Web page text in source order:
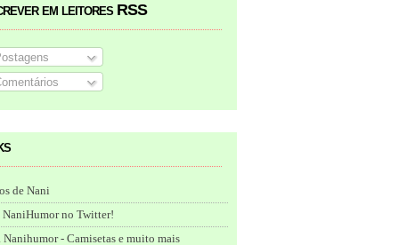
em leitores RSS
de Nani
NaniHumor no Twitter!
- Camisetas e muito mais